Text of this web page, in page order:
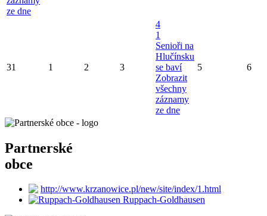
ze dne
31 1 2 3
4
1
Senioři na
Hlučínsku
se baví
Zobrazit
všechny
záznamy
ze dne
5 6
Partnerské
obce
http://www.krzanowice.pl/new/site/index/1.html
Ruppach-Goldhausen